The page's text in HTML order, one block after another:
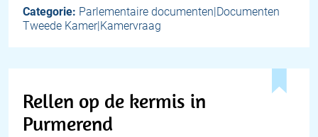
Categorie: Parlementaire documenten|Documenten
Tweede Kamer|Kamervraag
Rellen op de kermis in
Purmerend